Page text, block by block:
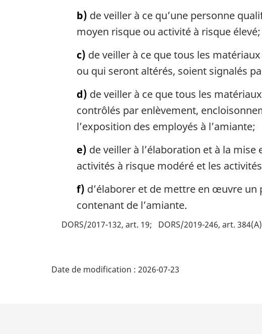
b) de veiller à ce qu’une personne
moyen risque ou activité à risque élevé;
c) de veiller à ce que tous les
ou qui seront altérés, soient signalés
d) de veiller à ce que tous les
contrôlés par enlèvement,
l’exposition des employés à l’amiante;
e) de veiller à l’élaboration et à la
activités à risque modéré et les
f) d’élaborer et de mettre en œuvre
contenant de l’amiante.
DORS/2017-132, art. 19 DORS/2019-246, art. 384(A)
Date de modification : 2026-07-23